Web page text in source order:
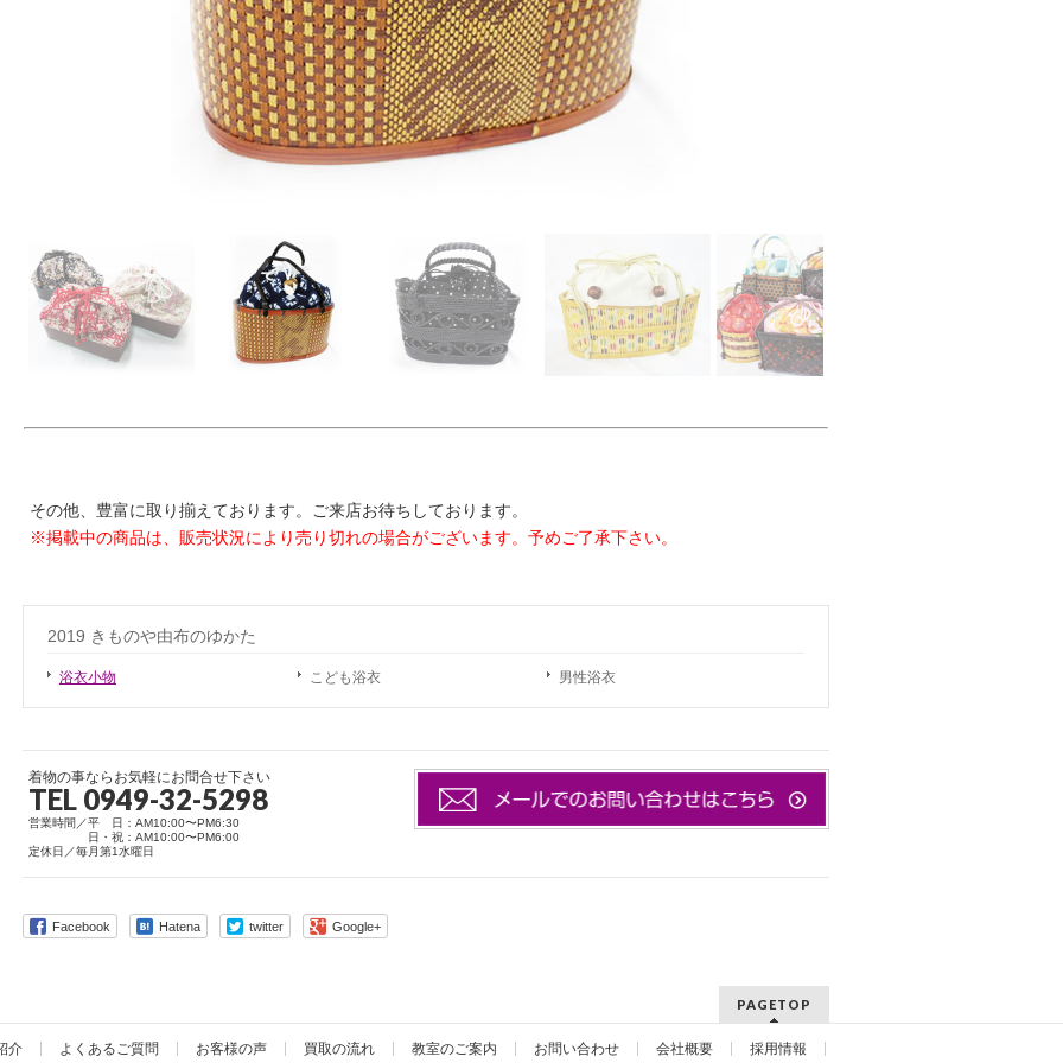
その他、豊富に取り揃えております。ご来店お待ちしております。
※掲載中の商品は、販売状況により売り切れの場合がございます。予めご了承下さい。
2019 きものや由布のゆかた
浴衣小物 こども浴衣 男性浴衣
着物の事ならお気軽にお問合せ下さい
TEL 0949-32-5298
営業時間／平 日：AM10:00〜PM6:30
日・祝：AM10:00〜PM6:00
定休日／毎月第1水曜日
Facebook Hatena twitter Google+
PAGETOP
介 よくあるご質問 お客様の声 買取の流れ 教室のご案内 お問い合わせ 会社概要
採用情報